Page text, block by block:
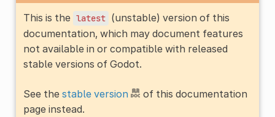
This is the latest (unstable) version of this
documentation, which may document features
not available in or compatible with released
stable versions of Godot.
See the stable version
of this documentation
page instead.